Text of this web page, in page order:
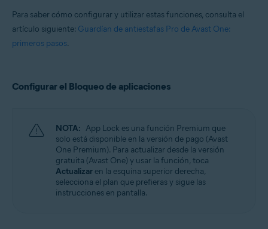
Para saber cómo configurar y utilizar estas funciones, consulta el
artículo siguiente: Guardían de antiestafas Pro de Avast One:
primeros pasos.
Configurar el Bloqueo de aplicaciones
NOTA: App Lock es una función Premium que
solo está disponible en la versión de pago (Avast
One Premium). Para actualizar desde la versión
gratuita (Avast One) y usar la función, toca
Actualizar en la esquina superior derecha,
selecciona el plan que prefieras y sigue las
instrucciones en pantalla.